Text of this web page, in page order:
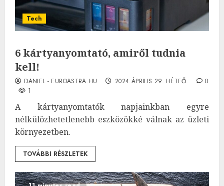
Tech
6 kártyanyomtató, amiről tudnia
kell!
DANIEL - EUROASTRA.HU 2024.ÁPRILIS.29. HÉTFŐ.
0
1
A kártyanyomtatók napjainkban egyre
nélkülözhetetlenebb eszközökké válnak az üzleti
környezetben.
TOVÁBBI RÉSZLETEK